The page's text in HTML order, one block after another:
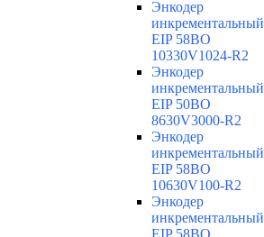
Энкодер
инкрементальный
EIP 58BO
10330V1024-R2
Энкодер
инкрементальный
EIP 50BO
8630V3000-R2
Энкодер
инкрементальный
EIP 58BO
10630V100-R2
Энкодер
инкрементальный